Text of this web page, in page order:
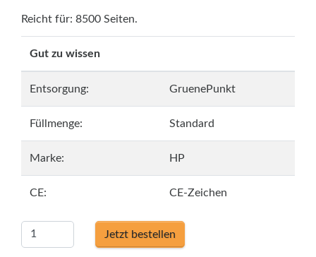
Reicht für: 8500 Seiten.
Gut zu wissen
Entsorgung: GruenePunkt
Füllmenge: Standard
Marke: HP
CE: CE-Zeichen
Jetzt bestellen